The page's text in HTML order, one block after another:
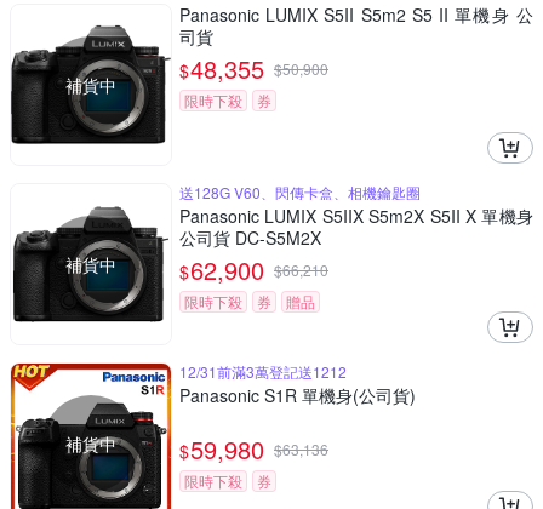
補貨中
Panasonic LUMIX S5II S5m2 S5 II 單機身 公
司貨
$48,355 $50,900
限時下殺
券
補貨中
送128G V60、閃傳卡盒、相機鑰匙圈
Panasonic LUMIX S5IIX S5m2X S5II X 單機身
公司貨 DC-S5M2X
$62,900 $66,210
限時下殺
券 贈品
補貨中
12/31前滿3萬登記送1212
Panasonic S1R 單機身(公司貨)
$59,980 $63,136
限時下殺
券